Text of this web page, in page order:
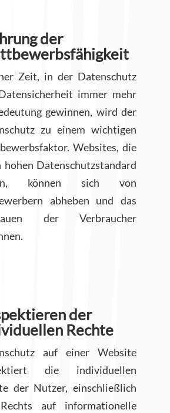
der
Zeit, in der Datenschutz
immer mehr
gewinnen, wird der
zu einem wichtigen
Websites, die
hohen Datenschutzstandard
können sich von
abheben und das
der Verbraucher
der
Rechte
auf einer Website
die individuellen
der Nutzer, einschließlich
auf informationelle